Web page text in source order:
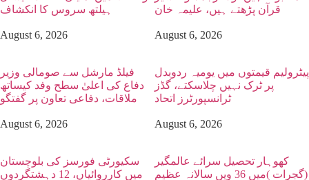
ہیلتھ سروس کا انکشاف
August 6, 2026
قرآن پڑھتے ہیں، علیمہ خان
August 6, 2026
فیلڈ مارشل سے صومالی وزیر
دفاع کی اعلیٰ سطح وفد کیساتھ
ملاقات، دفاعی تعاون پر گفتگو
August 6, 2026
پیٹرولیم قیمتوں میں یومیہ ردوبدل
پر ٹرک نہیں چلاسکتے، گڈز
ٹرانسپورٹرز اتحاد
August 6, 2026
سکیورٹی فورسز کی بلوچستان
میں کارروائیاں، 12 دہشتگردوں
کھوہار تحصیل سرائے عالمگیر
(گجرات )میں 36 ویں سالانہ عظیم